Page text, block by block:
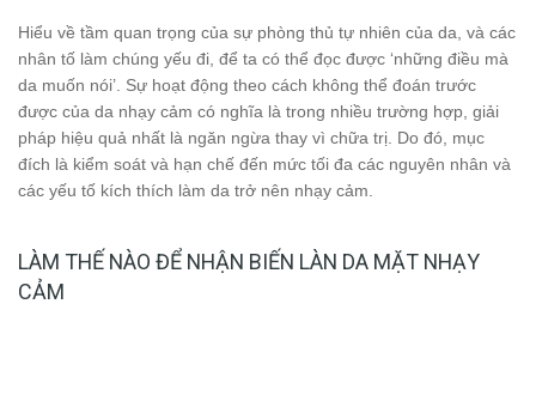
Hiểu về tầm quan trọng của sự phòng thủ tự nhiên của da, và các
nhân tố làm chúng yếu đi, để ta có thể đọc được ‘những điều mà
da muốn nói’. Sự hoạt động theo cách không thể đoán trước
được của da nhạy cảm có nghĩa là trong nhiều trường hợp, giải
pháp hiệu quả nhất là ngăn ngừa thay vì chữa trị. Do đó, mục
đích là kiểm soát và hạn chế đến mức tối đa các nguyên nhân và
các yếu tố kích thích làm da trở nên nhạy cảm.
LÀM THẾ NÀO ĐỂ NHẬN BIẾN LÀN DA MẶT NHẠY
CẢM